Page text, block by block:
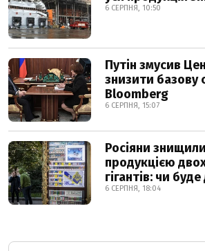
6 СЕРПНЯ, 10:50
Путін змусив
знизити базову
Bloomberg
6 СЕРПНЯ, 15:07
Росіяни
продукцією
гігантів: чи
6 СЕРПНЯ, 18:04